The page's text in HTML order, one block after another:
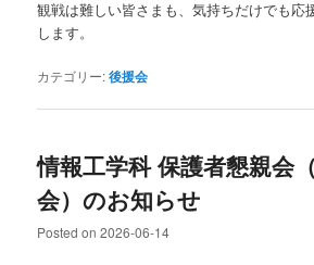
観戦は難しい皆さまも、気持ちだけでも応
します。
カテゴリー:後援会
情報工学科 保護者懇親会
会）のお知らせ
Posted on2026-06-14